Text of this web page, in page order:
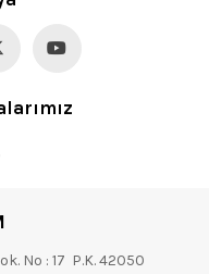
No : 17 P.K. 42050